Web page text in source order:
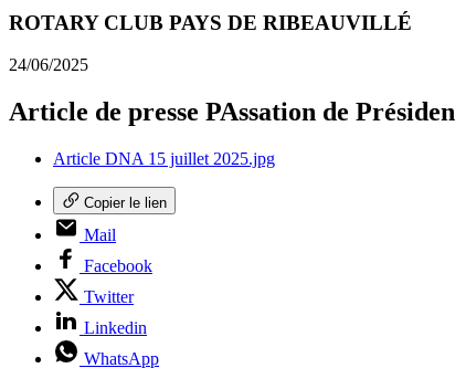
ROTARY CLUB PAYS DE RIBEAUVILLÉ
24/06/2025
Article de presse PAssation de
Article DNA 15 juillet 2025.jpg
Copier le lien
Mail
Facebook
Twitter
Linkedin
WhatsApp